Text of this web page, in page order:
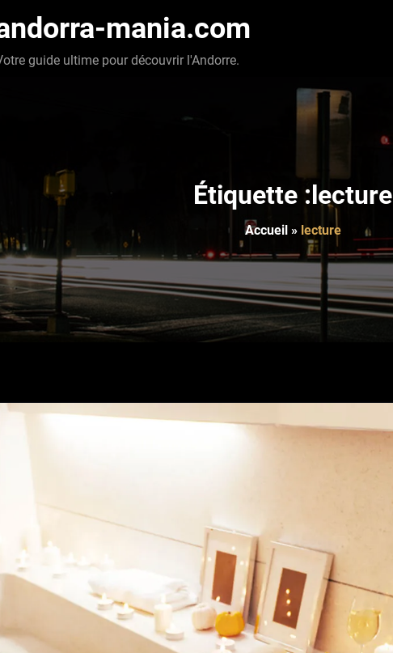
mania.com
guide ultime pour découvrir l'Andorre.
Étiquette :lecture
Accueil» lecture